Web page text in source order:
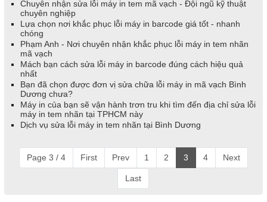
Chuyên nhận sửa lỗi máy in tem mã vạch - Đội ngũ kỹ thuật
chuyên nghiệp
Lựa chọn nơi khắc phục lỗi máy in barcode giá tốt - nhanh
chóng
Phạm Anh - Nơi chuyên nhận khắc phục lỗi máy in tem nhãn
mã vạch
Mách bạn cách sửa lỗi máy in barcode đúng cách hiệu quả
nhất
Bạn đã chọn được đơn vị sửa chữa lỗi máy in mã vạch Bình
Dương chưa?
Máy in của bạn sẽ vận hành trơn tru khi tìm đến địa chỉ sửa lỗi
máy in tem nhãn tại TPHCM này
Dịch vụ sửa lỗi máy in tem nhãn tại Bình Dương
Page 3 / 4 First Prev 1 2 3 4 Next
Last